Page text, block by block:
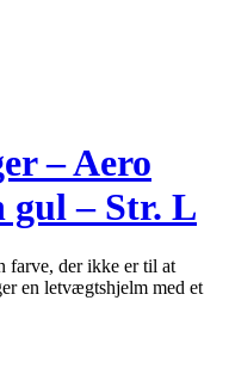
– Aero
gul – Str. L
farve, der ikke er til at
en letvægtshjelm med et